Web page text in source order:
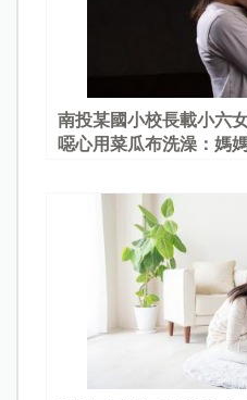
南投某國小校長載小六
噁心用菜瓜布洗澡：媽